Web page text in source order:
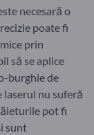
necesară o
poate fi
prin
să se aplice
burghie de
laserul nu suferă
pot fi
sunt